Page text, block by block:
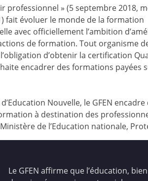
professionnel » (5 septembre 2018,
fait évoluer le monde de la formation
avec officiellement l’ambition
de formation. Tout organisme
d’obtenir la certification
encadrer des formations payées
Nouvelle, le GFEN encadre
à destination des
de l’Education nationale,
Le GFEN affirme que l’éducation,